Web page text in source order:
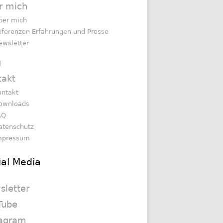
mich
mich
Erfahrungen und Presse
Media